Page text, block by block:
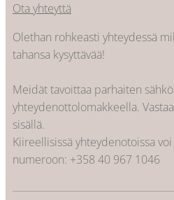
Ota yhteyttä
Olethan rohkeasti yhteydessä
tahansa kysyttävää!
Meidät tavoittaa parhaiten
yhteydenottolomakkeella.
sisällä.
Kiireellisissä yhteydenotoissa
numeroon: +358 40 967 1046